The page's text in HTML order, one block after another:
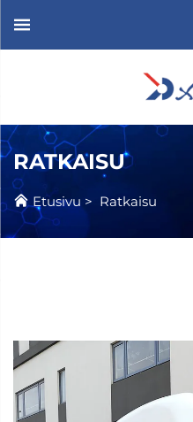
RATKAISU
Etusivu > Ratkaisu